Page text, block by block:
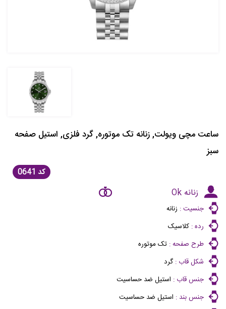
ساعت مچی ویولت, زنانه تک موتوره, گرد فلزی, استیل صفحه
سبز
کد
زنانه Ok
جنسیت : زنانه
رده : کلاسیک
طرح صفحه : تک موتوره
شکل قاب :گرد
جنس قاب : استیل ضد حساسیت
جنس بند : استیل ضد حساسیت